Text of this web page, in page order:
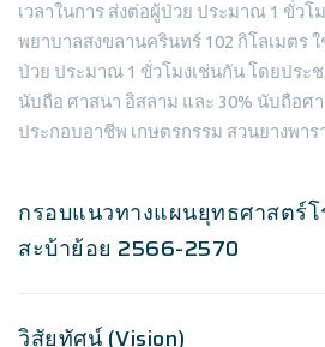
เวลาในการ ส่งต่อผู้ป่วย ประมาณ 1 ขั่วโ
พยาบาลสงขลานครินทร์ 102 กิโลเมตร ใ
ป่วย ประมาณ 1 ขั่วโมงเช่นกัน โดยประ
นับถือ ศาสนา อิสลาม และ 30% นับถือศ
ประกอบอาชีพ เกษตรกรรม สวนยางพาร
กรอบแนวทางแผนยุทธศาสตร์โ
สะบ้าย้อย 2566-2570
วิสัยทัศน์ (Vision)